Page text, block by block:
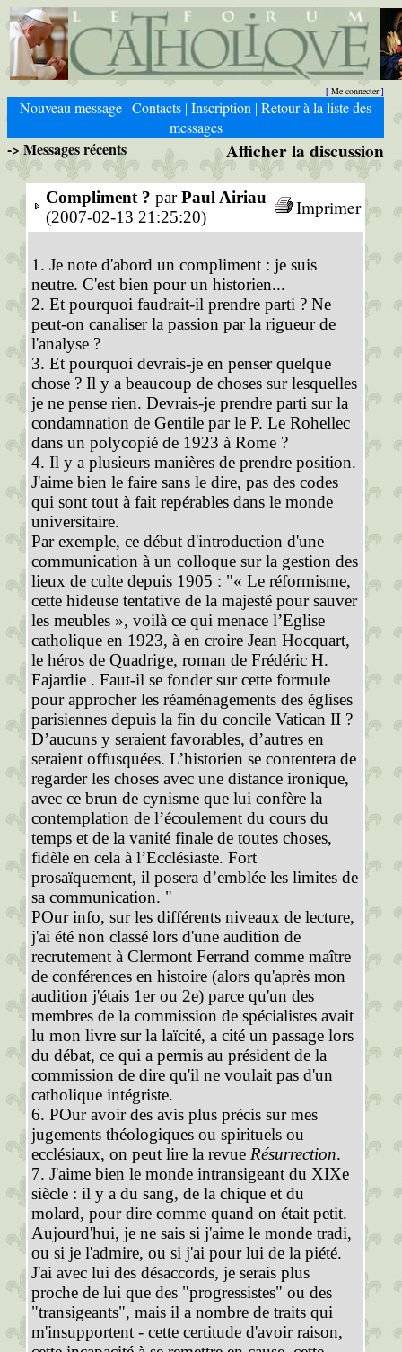
[ Me connecter]
Nouveau message | Contacts | Inscription | Retour à la liste des
messages
-> Messages récents Afficher la discussion
Compliment ? parPaul Airiau
(2007-02-13 21:25:20)
Imprimer
1. Je note d'abord un compliment : je suis
neutre. C'est bien pour un historien...
2. Et pourquoi faudrait-il prendre parti ? Ne
peut-on canaliser la passion par la rigueur de
l'analyse ?
3. Et pourquoi devrais-je en penser quelque
chose ? Il y a beaucoup de choses sur lesquelles
je ne pense rien. Devrais-je prendre parti sur la
condamnation de Gentile par le P. Le Rohellec
dans un polycopié de 1923 à Rome ?
4. Il y a plusieurs manières de prendre position.
J'aime bien le faire sans le dire, pas des codes
qui sont tout à fait repérables dans le monde
universitaire.
Par exemple, ce début d'introduction d'une
communication à un colloque sur la gestion des
lieux de culte depuis 1905 : "« Le réformisme,
cette hideuse tentative de la majesté pour sauver
les meubles », voilà ce qui menace l’Eglise
catholique en 1923, à en croire Jean Hocquart,
le héros de Quadrige, roman de Frédéric H.
Fajardie . Faut-il se fonder sur cette formule
pour approcher les réaménagements des églises
parisiennes depuis la fin du concile Vatican II ?
D’aucuns y seraient favorables, d’autres en
seraient offusquées. L’historien se contentera de
regarder les choses avec une distance ironique,
avec ce brun de cynisme que lui confère la
contemplation de l’écoulement du cours du
temps et de la vanité finale de toutes choses,
fidèle en cela à l’Ecclésiaste. Fort
prosaïquement, il posera d’emblée les limites de
sa communication. "
POur info, sur les différents niveaux de lecture,
j'ai été non classé lors d'une audition de
recrutement à Clermont Ferrand comme maître
de conférences en histoire (alors qu'après mon
audition j'étais 1er ou 2e) parce qu'un des
membres de la commission de spécialistes avait
lu mon livre sur la laïcité, a cité un passage lors
du débat, ce qui a permis au président de la
commission de dire qu'il ne voulait pas d'un
catholique intégriste.
6. POur avoir des avis plus précis sur mes
jugements théologiques ou spirituels ou
ecclésiaux, on peut lire la revue Résurrection.
7. J'aime bien le monde intransigeant du XIXe
siècle : il y a du sang, de la chique et du
molard, pour dire comme quand on était petit.
Aujourd'hui, je ne sais si j'aime le monde tradi,
ou si je l'admire, ou si j'ai pour lui de la piété.
J'ai avec lui des désaccords, je serais plus
proche de lui que des "progressistes" ou des
"transigeants", mais il a nombre de traits qui
m'insupportent - cette certitude d'avoir raison,